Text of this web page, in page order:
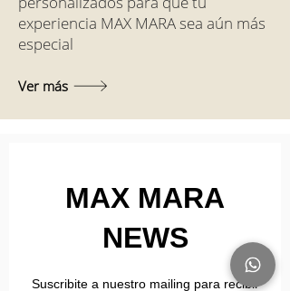
experiencia MAX MARA sea aún más
especial
Ver más